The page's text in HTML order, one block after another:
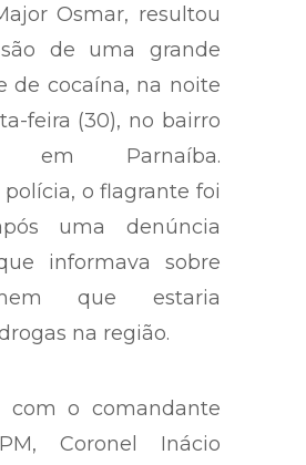
Osmar, resultou
de uma grande
de cocaína, na noite
feira (30), no bairro
em Parnaíba.
o flagrante foi
uma denúncia
informava sobre
que estaria
na região.
com o comandante
Coronel Inácio